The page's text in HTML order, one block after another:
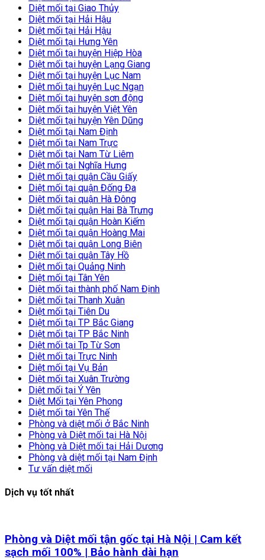
Diệt mối tại Giao Thủy
Diệt mối tại Hải Hậu
Diệt mối tại Hải Hậu
Diệt mối tại Hưng Yên
Diệt mối tại huyện Hiệp Hòa
Diệt mối tại huyện Lạng Giang
Diệt mối tại huyện Lục Nam
Diệt mối tại huyện Lục Ngạn
Diệt mối tại huyện sơn động
Diệt mối tại huyện Việt Yên
Diệt mối tại huyện Yên Dũng
Diệt mối tại Nam Định
Diệt mối tại Nam Trực
Diệt mối tại Nam Từ Liêm
Diệt mối tại Nghĩa Hưng
Diệt mối tại quận Cầu Giấy
Diệt mối tại quận Đống Đa
Diệt mối tại quận Hà Đông
Diệt mối tại quận Hai Bà Trưng
Diệt mối tại quận Hoàn Kiếm
Diệt mối tại quận Hoàng Mai
Diệt mối tại quận Long Biên
Diệt mối tại quận Tây Hồ
Diệt mối tại Quảng Ninh
Diệt mối tại Tân Yên
Diệt mối tại thành phố Nam Định
Diệt mối tại Thanh Xuân
Diệt mối tại Tiên Du
Diệt mối tại TP Bắc Giang
Diệt mối tại TP Bắc Ninh
Diệt mối tại Tp Từ Sơn
Diệt mối tại Trực Ninh
Diệt mối tại Vụ Bản
Diệt mối tại Xuân Trường
Diệt mối tại Ý Yên
Diệt Mối tại Yên Phong
Diệt mối tai Yên Thế
Phòng và diệt mối ở Bắc Ninh
Phòng và Diệt mối tại Hà Nội
Phòng và Diệt mối tại Hải Dương
Phòng và diệt mối tại Nam Định
Tư vấn diệt mối
Dịch vụ tốt nhất
Phòng và Diệt mối tận gốc tại Hà Nội | Cam kết
sạch mối 100% | Bảo hành dài hạn